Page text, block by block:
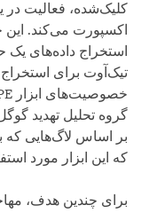
کلیک‌شده، فعالیت در
اکسپورت می‌کند. این
استخراج داده‌های
تیک‌آوت برای
گروه تحلیل تهدید
بر اساس لاگ‌هایی که
که این ابزار مورد
برای چندین هدف،